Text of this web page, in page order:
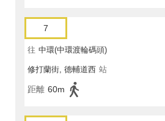
7
往 中環(中環渡輪碼頭)
修打蘭街, 德輔道西 站
距離 60m